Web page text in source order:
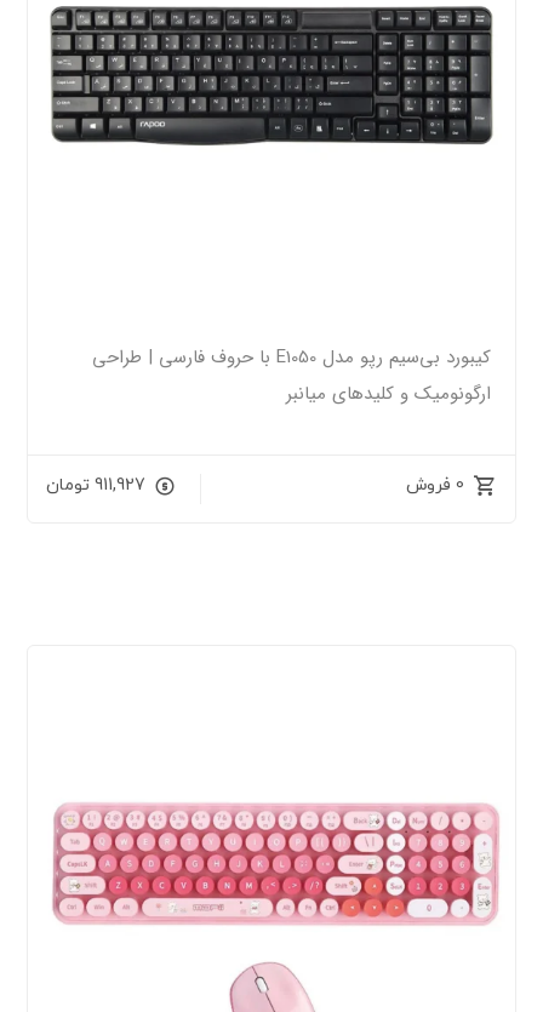
کیبورد بی‌سیم رپو مدل E1050 با حروف فارسی | طراحی
ارگونومیک و کلیدهای میانبر
0 فروش 911,927 تومان